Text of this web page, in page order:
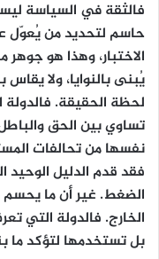
فالثقة في السياسة
حاسم لتحديد من يُعوّل
الاختبار، وهذا هو جوهر
يُبنى بالنوايا، ولا
لحظة الحقيقة. فالدولة
تساوي بين الحق
نفسها من تحالفات
فقد قدم الدليل
الضغط. غير أن ما
الخارج. فالدولة التي
بل تستخدمها لتؤكد ما